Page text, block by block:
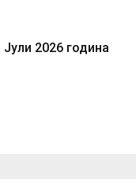
2026 година